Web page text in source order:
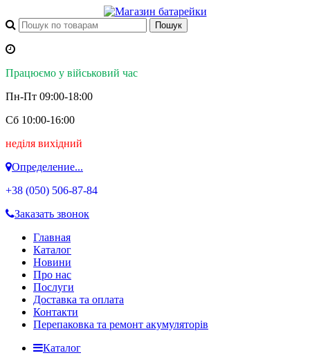
Працюємо у військовий час
Пн-Пт 09:00-18:00
Сб 10:00-16:00
неділя вихідний
Определение...
+38 (050) 506-87-84
Заказать звонок
Главная
Каталог
Новини
Про нас
Послуги
Доставка та оплата
Контакти
Перепаковка та ремонт акумуляторів
Каталог